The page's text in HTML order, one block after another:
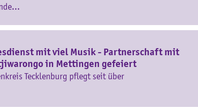
mit viel Musik - Partnerschaft mit
in Mettingen gefeiert
Tecklenburg pflegt seit über